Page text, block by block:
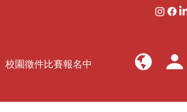
校園徵件比賽報名中